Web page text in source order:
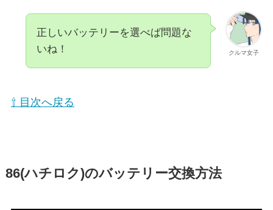
クルマ女子
正しいバッテリーを選べば問題な
いね！
⇧ 目次へ戻る
86(ハチロク)のバッテリー交換方法